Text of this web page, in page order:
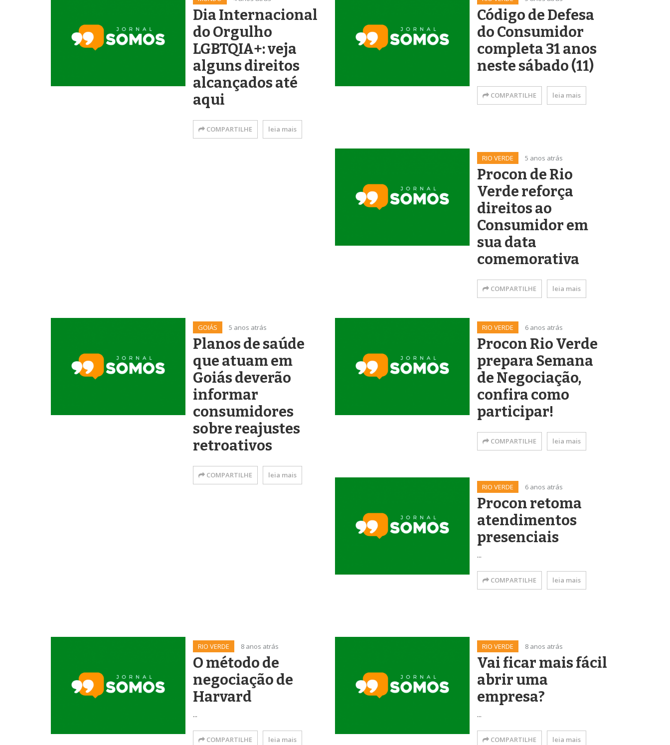
Dia Internacional
do Orgulho
LGBTQIA+: veja
alguns direitos
alcançados até
aqui
COMPARTILHE leia mais
Código de Defesa
do Consumidor
completa 31 anos
neste sábado (11)
COMPARTILHE leia mais
RIO VERDE 5 anos atrás
Procon de Rio
Verde reforça
direitos ao
Consumidor em
sua data
comemorativa
COMPARTILHE leia mais
GOIÁS 5 anos atrás
Planos de saúde
que atuam em
Goiás deverão
informar
consumidores
sobre reajustes
retroativos
COMPARTILHE leia mais
RIO VERDE 6 anos atrás
Procon Rio Verde
prepara Semana
de Negociação,
confira como
participar!
COMPARTILHE leia mais
RIO VERDE 6 anos atrás
Procon retoma
atendimentos
presenciais
...
COMPARTILHE leia mais
RIO VERDE 8 anos atrás
O método de
negociação de
Harvard
...
COMPARTILHE leia mais
RIO VERDE 8 anos atrás
Vai ficar mais fácil
abrir uma
empresa?
...
COMPARTILHE leia mais